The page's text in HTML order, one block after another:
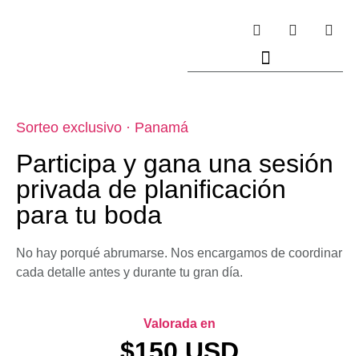
Sorteo exclusivo · Panamá
Participa y gana una sesión
privada de planificación
para tu boda
No hay porqué abrumarse. Nos encargamos de coordinar
cada detalle antes y durante tu gran día.
Valorada en